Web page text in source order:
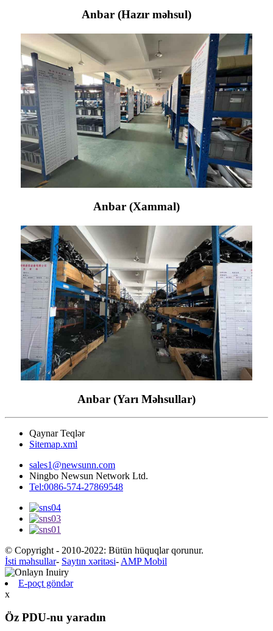
Anbar (Hazır məhsul)
Anbar (Xammal)
Anbar (Yarı Məhsullar)
Qaynar Teqlər
Sitemap.xml
sales1@newsunn.com
Ningbo Newsun Network Ltd.
Tel:0086-574-27869548
© Copyright - 2010-2022: Bütün hüquqlar qorunur.
İsti məhsullar- Saytın xəritəsi- AMP Mobil
E-poçt göndər
x
Öz PDU-nu yaradın